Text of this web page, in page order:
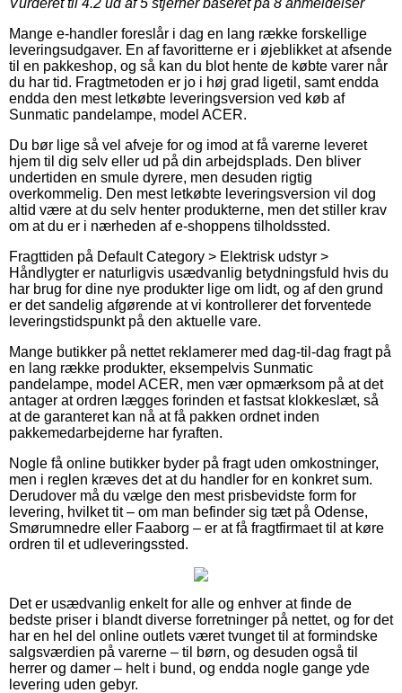
Mange e-handler foreslår i dag en lang række forskellige
leveringsudgaver. En af favoritterne er i øjeblikket at afsende
til en pakkeshop, og så kan du blot hente de købte varer når
du har tid. Fragtmetoden er jo i høj grad ligetil, samt endda
endda den mest letkøbte leveringsversion ved køb af
Sunmatic pandelampe, model ACER.
Du bør lige så vel afveje for og imod at få varerne leveret
hjem til dig selv eller ud på din arbejdsplads. Den bliver
undertiden en smule dyrere, men desuden rigtig
overkommelig. Den mest letkøbte leveringsversion vil dog
altid være at du selv henter produkterne, men det stiller krav
om at du er i nærheden af e-shoppens tilholdssted.
Fragttiden på Default Category > Elektrisk udstyr >
Håndlygter er naturligvis usædvanlig betydningsfuld hvis du
har brug for dine nye produkter lige om lidt, og af den grund
er det sandelig afgørende at vi kontrollerer det forventede
leveringstidspunkt på den aktuelle vare.
Mange butikker på nettet reklamerer med dag-til-dag fragt på
en lang række produkter, eksempelvis Sunmatic
pandelampe, model ACER, men vær opmærksom på at det
antager at ordren lægges forinden et fastsat klokkeslæt, så
at de garanteret kan nå at få pakken ordnet inden
pakkemedarbejderne har fyraften.
Nogle få online butikker byder på fragt uden omkostninger,
men i reglen kræves det at du handler for en konkret sum.
Derudover må du vælge den mest prisbevidste form for
levering, hvilket tit – om man befinder sig tæt på Odense,
Smørumnedre eller Faaborg – er at få fragtfirmaet til at køre
ordren til et udleveringssted.
Det er usædvanlig enkelt for alle og enhver at finde de
bedste priser i blandt diverse forretninger på nettet, og for det
har en hel del online outlets været tvunget til at formindske
salgsværdien på varerne – til børn, og desuden også til
herrer og damer – helt i bund, og endda nogle gange yde
levering uden gebyr.